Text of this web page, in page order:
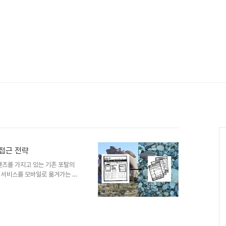
근 전략
를 가지고 있는 기존 포탈의
비스를 모바일로 옮겨가는 전
하여 사용할 수 있게끔 하는